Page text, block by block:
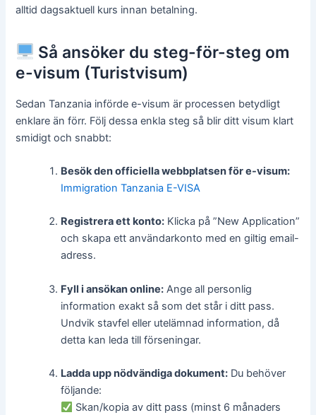
alltid dagsaktuell kurs innan betalning.
Så ansöker du steg-för-steg om
e-visum (Turistvisum)
Sedan Tanzania införde e-visum är processen betydligt
enklare än förr. Följ dessa enkla steg så blir ditt visum klart
smidigt och snabbt:
Besök den officiella webbplatsen för e-visum:
Immigration Tanzania E-VISA
Registrera ett konto: Klicka på ”New Application”
och skapa ett användarkonto med en giltig email-
adress.
Fyll i ansökan online: Ange all personlig
information exakt så som det står i ditt pass.
Undvik stavfel eller utelämnad information, då
detta kan leda till förseningar.
Ladda upp nödvändiga dokument: Du behöver
följande:
Skan/kopia av ditt pass (minst 6 månaders